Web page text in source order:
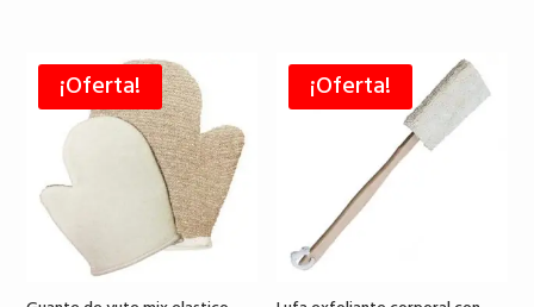
era:
26,00 €.
es:
22,90 €.
era:
18,50 €.
es:
15,75 €.
¡Oferta! ¡Oferta!